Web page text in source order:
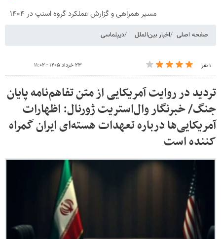
مسیر همراهی و گزارش عملکرد گروه اسنپ در ۱۴۰۴
صفحه اصلی اخبار بین‌الملل دیپلماسی
۱ نفر ۲۳ خرداد ۱۴۰۵ - ۱۱:۰۲
تردید در روایت آمریکایی از متن تفاهم‌نامه پایان
جنگ/ خبرنگار وال‌استریت ژورنال: اظهارات
آمریکایی‌ها درباره تعهدات هسته‌ای ایران گمراه
کننده است